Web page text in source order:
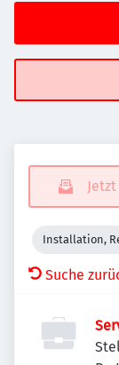
Installation,
Suche